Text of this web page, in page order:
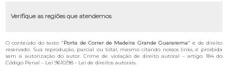
Verifique as regiões que atendemos
O conteúdo do texto "Porta de Correr de Madeira Grande Guararema" é de direito
reservado. Sua reprodução, parcial ou total, mesmo citando nossos links, é proibida
sem a autorização do autor. Crime de violação de direito autoral – artigo 184 do
Código Penal – Lei 9610/98 - Lei de direitos autorais.